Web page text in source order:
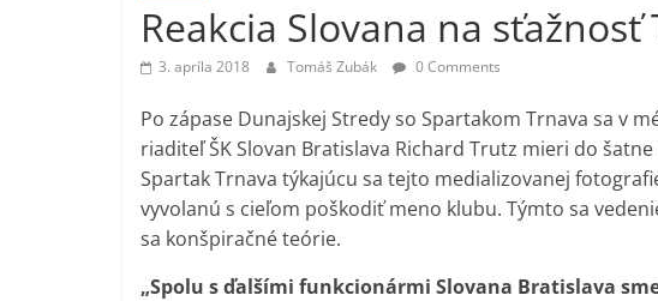
Reakcia Slovana na sťažnosť
3. apríla 2018 Tomáš Zubák 0 Comments
Po zápase Dunajskej Stredy so Spartakom Trnava sa v
riaditeľ ŠK Slovan Bratislava Richard Trutz mieri do
Spartak Trnava týkajúcu sa tejto medializovanej
vyvolanú s cieľom poškodiť meno klubu. Týmto sa
sa konšpiračné teórie.
„Spolu s ďalšími funkcionármi Slovana Bratislava